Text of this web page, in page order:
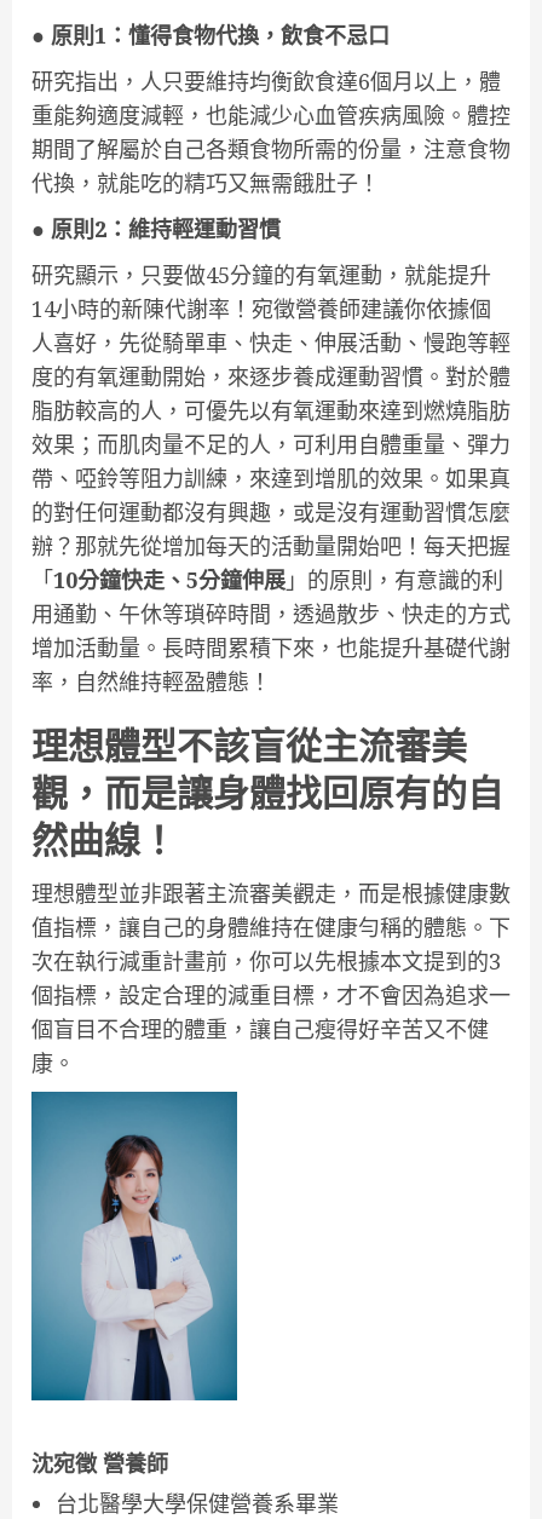
● 原則1：懂得食物代換，飲食不忌口
研究指出，人只要維持均衡飲食達6個月以上，體
重能夠適度減輕，也能減少心血管疾病風險。體控
期間了解屬於自己各類食物所需的份量，注意食物
代換，就能吃的精巧又無需餓肚子！
● 原則2：維持輕運動習慣
研究顯示，只要做45分鐘的有氧運動，就能提升
14小時的新陳代謝率！宛徵營養師建議你依據個
人喜好，先從騎單車、快走、伸展活動、慢跑等輕
度的有氧運動開始，來逐步養成運動習慣。對於體
脂肪較高的人，可優先以有氧運動來達到燃燒脂肪
效果；而肌肉量不足的人，可利用自體重量、彈力
帶、啞鈴等阻力訓練，來達到增肌的效果。如果真
的對任何運動都沒有興趣，或是沒有運動習慣怎麼
辦？那就先從增加每天的活動量開始吧！每天把握
「10分鐘快走、5分鐘伸展 」的原則，有意識的利
用通勤、午休等瑣碎時間，透過散步、快走的方式
增加活動量。長時間累積下來，也能提升基礎代謝
率，自然維持輕盈體態！
理想體型不該盲從主流審美
觀，而是讓身體找回原有的自
然曲線！
理想體型並非跟著主流審美觀走，而是根據健康數
值指標，讓自己的身體維持在健康勻稱的體態。下
次在執行減重計畫前，你可以先根據本文提到的3
個指標，設定合理的減重目標，才不會因為追求一
個盲目不合理的體重，讓自己瘦得好辛苦又不健
康。
沈宛徵 營養師
台北醫學大學保健營養系畢業